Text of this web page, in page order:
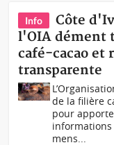
Info
Côte
l'OIA dément
café-cacao et
transparente
de la filière
pour
informations
mens...